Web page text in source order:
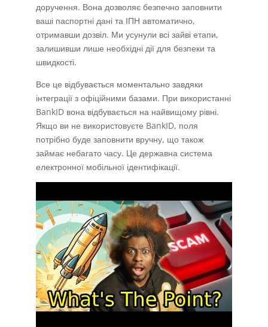
доручення. Вона дозволяє безпечно заповнити
ваші паспортні дані та ІПН автоматично,
отримавши дозвіл. Ми усунули всі зайві етапи,
залишивши лише необхідні дії для безпеки та
швидкості.
Все це відбувається моментально завдяки
інтеграції з офіційними базами. При використанні
BankID вона відбувається на найвищому рівні.
Якщо ви не використовуєте BankID, поля
потрібно буде заповнити вручну, що також
займає небагато часу. Це державна система
електронної мобільної ідентифікації.